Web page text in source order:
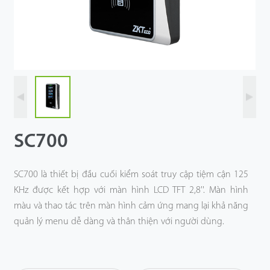
SC700
SC700 là thiết bị đầu cuối kiểm soát truy cập tiệm cận 125
KHz được kết hợp với màn hình LCD TFT 2,8''. Màn hình
màu và thao tác trên màn hình cảm ứng mang lại khả năng
quản lý menu dễ dàng và thân thiện với người dùng.